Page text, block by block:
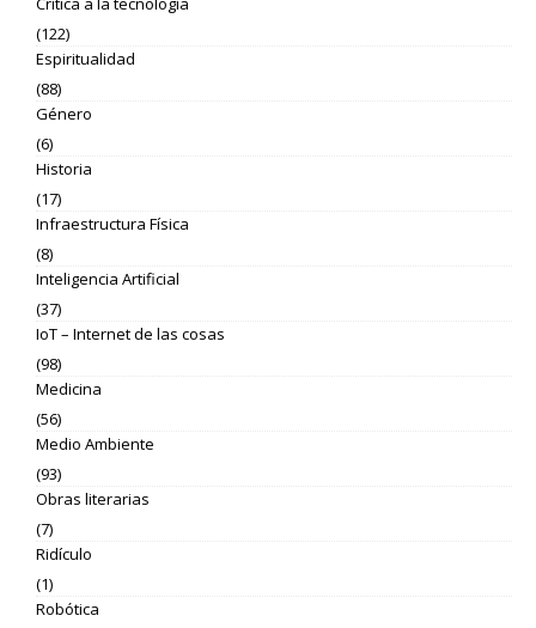
(122)
Espiritualidad
(88)
Género
(6)
Historia
(17)
Infraestructura Física
(8)
Inteligencia Artificial
(37)
IoT – Internet de las cosas
(98)
Medicina
(56)
Medio Ambiente
(93)
Obras literarias
(7)
Ridículo
(1)
Robótica